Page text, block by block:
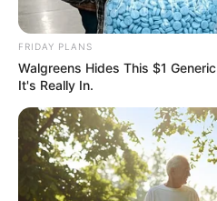
ฤกษ์มงคล
เสาร์ห้า คือ อะไร วัน
FRIDAY PLANS
Walgreens Hides This $1
It's Really In.